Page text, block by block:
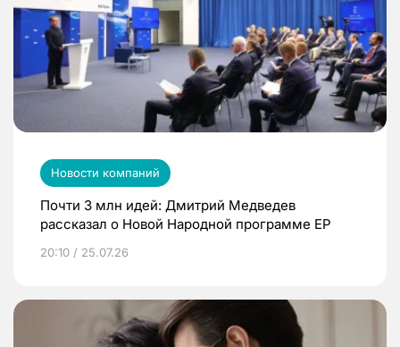
Новости компаний
Почти 3 млн идей: Дмитрий Медведев
рассказал о Новой Народной программе ЕР
20:10 / 25.07.26